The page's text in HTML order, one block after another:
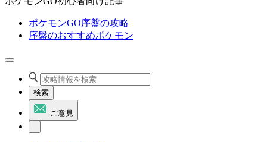
ポケモンGO序盤の攻略
序盤のおすすめポケモン
検索
ご意見